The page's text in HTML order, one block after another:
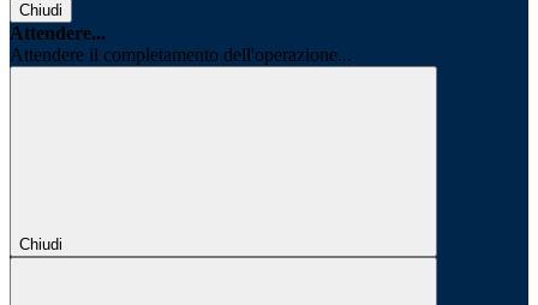
Chiudi
Attendere...
Attendere il completamento dell'operazione...
Chiudi